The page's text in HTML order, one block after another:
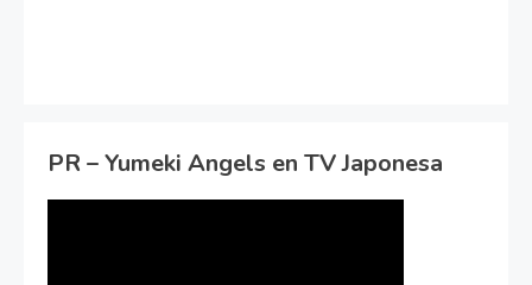
PR – Yumeki Angels en TV Japonesa